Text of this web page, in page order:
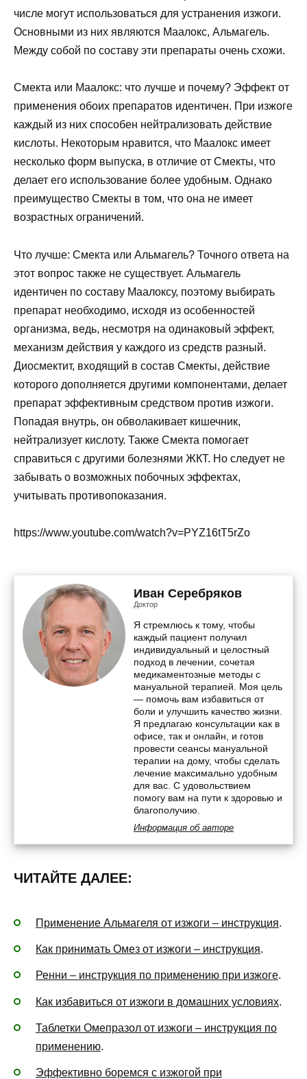
числе могут использоваться для устранения изжоги.
Основными из них являются Маалокс, Альмагель.
Между собой по составу эти препараты очень схожи.
Смекта или Маалокс: что лучше и почему? Эффект от
применения обоих препаратов идентичен. При изжоге
каждый из них способен нейтрализовать действие
кислоты. Некоторым нравится, что Маалокс имеет
несколько форм выпуска, в отличие от Смекты, что
делает его использование более удобным. Однако
преимущество Смекты в том, что она не имеет
возрастных ограничений.
Что лучше: Смекта или Альмагель? Точного ответа на
этот вопрос также не существует. Альмагель
идентичен по составу Маалоксу, поэтому выбирать
препарат необходимо, исходя из особенностей
организма, ведь, несмотря на одинаковый эффект,
механизм действия у каждого из средств разный.
Диосмектит, входящий в состав Смекты, действие
которого дополняется другими компонентами, делает
препарат эффективным средством против изжоги.
Попадая внутрь, он обволакивает кишечник,
нейтрализует кислоту. Также Смекта помогает
справиться с другими болезнями ЖКТ. Но следует не
забывать о возможных побочных эффектах,
учитывать противопоказания.
https://www.youtube.com/watch?v=PYZ16tT5rZo
Иван Серебряков
Доктор
Я стремлюсь к тому, чтобы
каждый пациент получил
индивидуальный и целостный
подход в лечении, сочетая
медикаментозные методы с
мануальной терапией. Моя цель
— помочь вам избавиться от
боли и улучшить качество жизни.
Я предлагаю консультации как в
офисе, так и онлайн, и готов
провести сеансы мануальной
терапии на дому, чтобы сделать
лечение максимально удобным
для вас. С удовольствием
помогу вам на пути к здоровью и
благополучию.
Информация об авторе
ЧИТАЙТЕ ДАЛЕЕ:
Применение Альмагеля от изжоги – инструкция.
Как принимать Омез от изжоги – инструкция.
Ренни – инструкция по применению при изжоге.
Как избавиться от изжоги в домашних условиях.
Таблетки Омепразол от изжоги – инструкция по
применению.
Эффективно боремся с изжогой при